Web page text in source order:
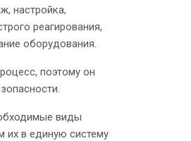
настройка,
реагирования,
оборудования.
поэтому он
виды
их в единую систему